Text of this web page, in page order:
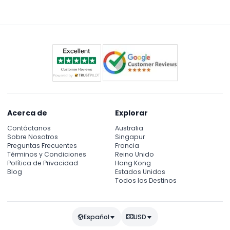
acceso tanto a las colecciones permanentes
entrada dedicada.
Acerca de
Contáctanos
Sobre Nosotros
Preguntas Frecuentes
Términos y Condiciones
Política de Privacidad
Blog
Explorar
Australia
Singapur
Francia
Reino Unido
Hong Kong
Estados Unidos
Todos los Destinos
Español USD